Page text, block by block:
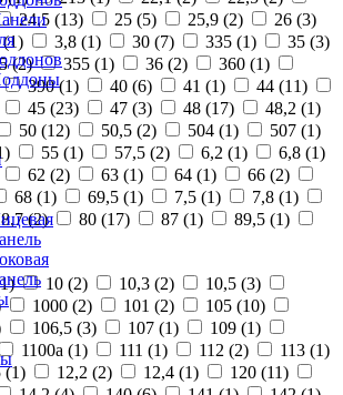
24,5 (13) 25 (5) 25,9 (2) 26 (3)
(1) 3,8 (1) 30 (7) 335 (1) 35 (3)
(2) 355 (1) 36 (2) 360 (1)
390 (1) 40 (6) 41 (1) 44 (11)
45 (23) 47 (3) 48 (17) 48,2 (1)
50 (12) 50,5 (2) 504 (1) 507 (1)
) 55 (1) 57,5 (2) 6,2 (1) 6,8 (1)
62 (2) 63 (1) 64 (1) 66 (2)
68 (1) 69,5 (1) 7,5 (1) 7,8 (1)
8,7 (2) 80 (17) 87 (1) 89,5 (1)
1) 10 (2) 10,3 (2) 10,5 (3)
1000 (2) 101 (2) 105 (10)
106,5 (3) 107 (1) 109 (1)
1100а (1) 111 (1) 112 (2) 113 (1)
(1) 12,2 (2) 12,4 (1) 120 (11)